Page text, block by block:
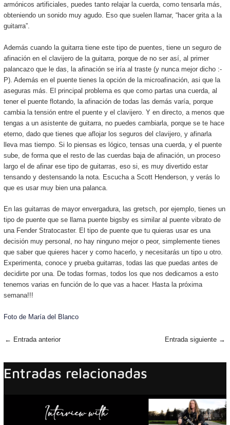
armónicos artificiales, puedes tanto relajar la cuerda, como tensarla más,
obteniendo un sonido muy agudo. Eso que suelen llamar, “hacer grita a la
guitarra”.
Además cuando la guitarra tiene este tipo de puentes, tiene un seguro de
afinación en el clavijero de la guitarra, porque de no ser así, al primer
palancazo que le das, la afinación se iría al traste (y nunca mejor dicho :-
P). Además en el puente tienes la opción de la microafinación, asi que la
aseguras más. El principal problema es que como partas una cuerda, al
tener el puente flotando, la afinación de todas las demás varía, porque
cambia la tensión entre el puente y el clavijero. Y en directo, a menos que
tengas a un asistente de guitarra, no puedes cambiarla, porque se te hace
eterno, dado que tienes que aflojar los seguros del clavijero, y afinarla
lleva mas tiempo. Si lo piensas es lógico, tensas una cuerda, y el puente
sube, de forma que el resto de las cuerdas baja de afinación, un proceso
largo el de afinar ese tipo de guitarras, eso si, es muy divertido estar
tensando y destensando la nota. Escucha a Scott Henderson, y verás lo
que es usar muy bien una palanca.
En las guitarras de mayor envergadura, las gretsch, por ejemplo, tienes un
tipo de puente que se llama puente bigsby es similar al puente vibrato de
una Fender Stratocaster. El tipo de puente que tu quieras usar es una
decisión muy personal, no hay ninguno mejor o peor, simplemente tienes
que saber que quieres hacer y como hacerlo, y necesitarás un tipo u otro.
Experimenta, conoce y prueba guitarras, todas las que puedas antes de
decidirte por una. De todas formas, todos los que nos dedicamos a esto
tenemos varias en función de lo que vas a hacer. Hasta la próxima
semana!!!
Foto de María del Blanco
← Entrada anterior Entrada siguiente →
Entradas relacionadas